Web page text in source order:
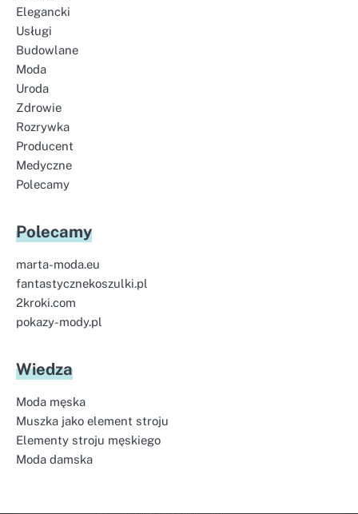
Elegancki
Usługi
Budowlane
Moda
Uroda
Zdrowie
Rozrywka
Producent
Medyczne
Polecamy
Polecamy
marta-moda.eu
fantastycznekoszulki.pl
2kroki.com
pokazy-mody.pl
Wiedza
Moda męska
Muszka jako element stroju
Elementy stroju męskiego
Moda damska